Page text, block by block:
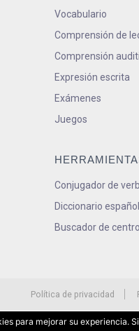
Vocabulario
Comprensión de
Comprensión
Expresión escrita
Exámenes
Juegos
Conjugador de
Diccionario español
Buscador de
Política de privacidad
para mejorar su experiencia.